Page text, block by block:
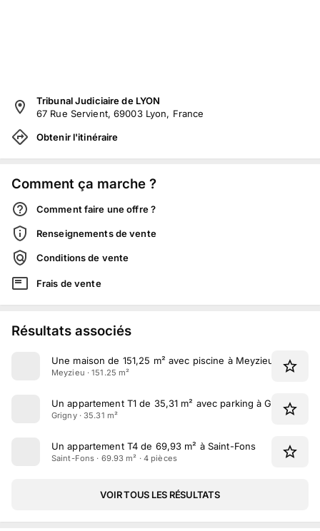
Tribunal Judiciaire de LYON
67 Rue Servient, 69003 Lyon, France
Obtenir l'itinéraire
Comment ça marche ?
Comment faire une offre ?
Renseignements de vente
Conditions de vente
Frais de vente
Résultats associés
Une maison de 151,25 m² avec piscine à Meyzieu
Meyzieu · 151.25 m²
Un appartement T1 de 35,31 m² avec parking à Grigny
Grigny · 35.31 m²
Un appartement T4 de 69,93 m² à Saint-Fons
Saint-Fons · 69.93 m² · 4 pièces
VOIR TOUS LES RÉSULTATS